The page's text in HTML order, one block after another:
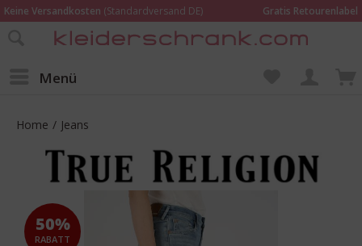
Keine Versandkosten (Standardversand DE)
Gratis Retourenlabel
Online bestellen – im Geschäft in Kempen anprobieren und beraten lassen
Menü
Home / Jeans
50%
RABATT